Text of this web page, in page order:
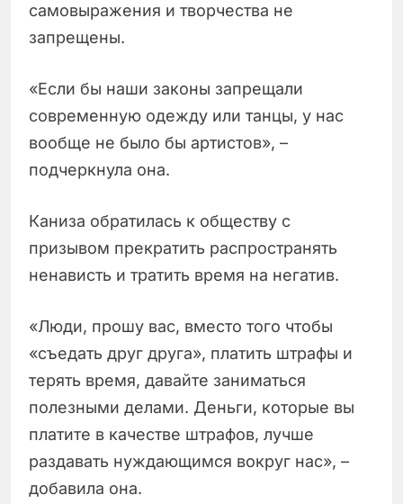
самовыражения и творчества не
запрещены.
«Если бы наши законы запрещали
современную одежду или танцы, у нас
вообще не было бы артистов», –
подчеркнула она.
Каниза обратилась к обществу с
призывом прекратить распространять
ненависть и тратить время на негатив.
«Люди, прошу вас, вместо того чтобы
«съедать друг друга», платить штрафы и
терять время, давайте заниматься
полезными делами. Деньги, которые вы
платите в качестве штрафов, лучше
раздавать нуждающимся вокруг нас», –
добавила она.